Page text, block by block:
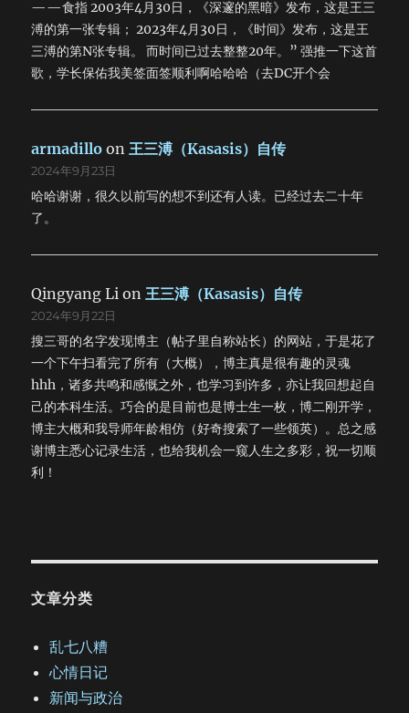
——食指 2003年4月30日，《深邃的黑暗》发布，这是王三
溥的第一张专辑； 2023年4月30日，《时间》发布，这是王
三溥的第N张专辑。 而时间已过去整整20年。” 强推一下这首
歌，学长保佑我美签面签顺利啊哈哈哈（去DC开个会
armadillo on王三溥（Kasasis）自传
2024年9月23日
哈哈谢谢，很久以前写的想不到还有人读。已经过去二十年
了。
Qingyang Li on王三溥（Kasasis）自传
2024年9月22日
搜三哥的名字发现博主（帖子里自称站长）的网站，于是花了
一个下午扫看完了所有（大概），博主真是很有趣的灵魂
hhh，诸多共鸣和感慨之外，也学习到许多，亦让我回想起自
己的本科生活。巧合的是目前也是博士生一枚，博二刚开学，
博主大概和我导师年龄相仿（好奇搜索了一些领英）。总之感
谢博主悉心记录生活，也给我机会一窥人生之多彩，祝一切顺
利！
文章分类
乱七八糟
心情日记
新闻与政治